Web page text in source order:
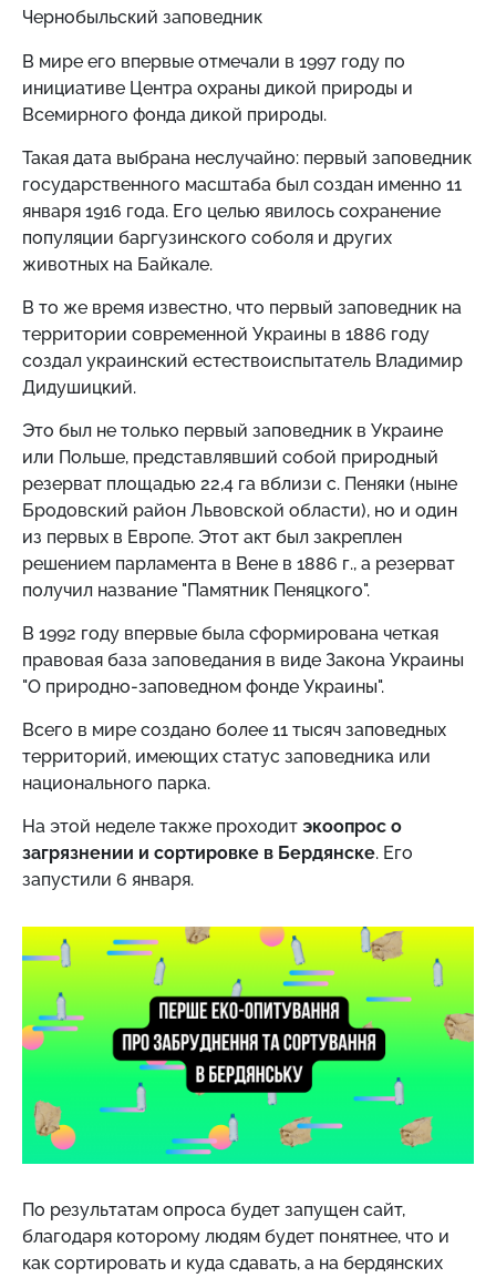
Чернобыльский заповедник
В мире его впервые отмечали в 1997 году по
инициативе Центра охраны дикой природы и
Всемирного фонда дикой природы.
Такая дата выбрана неслучайно: первый заповедник
государственного масштаба был создан именно 11
января 1916 года. Его целью явилось сохранение
популяции баргузинского соболя и других
животных на Байкале.
В то же время известно, что первый заповедник на
территории современной Украины в 1886 году
создал украинский естествоиспытатель Владимир
Дидушицкий.
Это был не только первый заповедник в Украине
или Польше, представлявший собой природный
резерват площадью 22,4 га вблизи с. Пеняки (ныне
Бродовский район Львовской области), но и один
из первых в Европе. Этот акт был закреплен
решением парламента в Вене в 1886 г., а резерват
получил название "Памятник Пеняцкого".
В 1992 году впервые была сформирована четкая
правовая база заповедания в виде Закона Украины
"О природно-заповедном фонде Украины".
Всего в мире создано более 11 тысяч заповедных
территорий, имеющих статус заповедника или
национального парка.
На этой неделе также проходит экоопрос о
загрязнении и сортировке в Бердянске. Его
запустили 6 января.
По результатам опроса будет запущен сайт,
благодаря которому людям будет понятнее, что и
как сортировать и куда сдавать, а на бердянских